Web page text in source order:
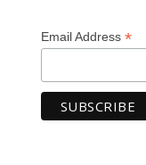
Email Address *